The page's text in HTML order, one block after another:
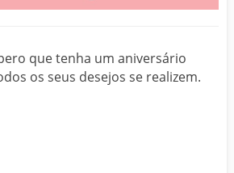
que tenha um aniversário
os seus desejos se realizem.